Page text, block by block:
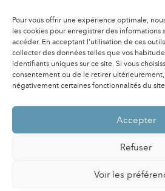
Pour vous offrir une expérience optimale,
les cookies pour enregistrer des informations
accéder. En acceptant l'utilisation de ces
collecter des données telles que vos
identifiants uniques sur ce site. Si vous
consentement ou de le retirer
négativement certaines fonctionnalités du
Accepter
Refuser
Voir les
ACCESSIBILITÉ | AGENDA |
CONTACTS
PUBLICATIONS